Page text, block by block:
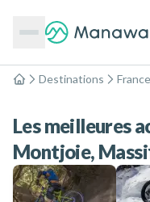
Accueil
Destinations France
Les meilleures
Montjoie,